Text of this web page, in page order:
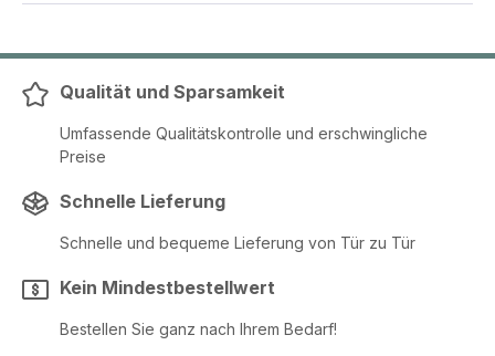
Qualität und Sparsamkeit
Umfassende Qualitätskontrolle und erschwingliche
Preise
Schnelle Lieferung
Schnelle und bequeme Lieferung von Tür zu Tür
Kein Mindestbestellwert
Bestellen Sie ganz nach Ihrem Bedarf!